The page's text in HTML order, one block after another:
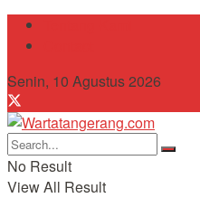
Senin, 10 Agustus 2026
No Result
View All Result